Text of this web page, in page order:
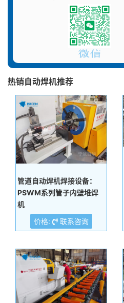
热销自动焊机推荐
管道自动焊机焊接设备：
PSWM系列管子内壁堆焊
机
价格:
联系咨询